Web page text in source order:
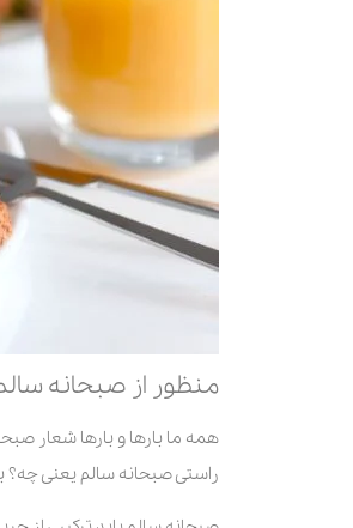
منظور از صبحانه
همه ما بارها و بارها شعار
راستی صبحانه سالم یعنی چه؟